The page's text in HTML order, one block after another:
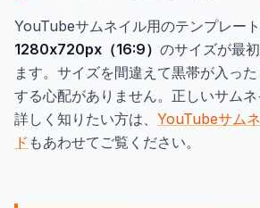
YouTubeサムネイル用のテンプレート
1280x720px（16:9） のサイズが最
ます。サイズを間違えて黒帯が入っ
する心配がありません。正しいサム
詳しく知りたい方は、 YouTubeサム
ド もあわせてご覧ください。